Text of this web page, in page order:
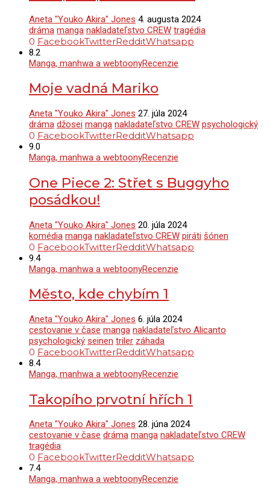
Aneta "Youko Akira" Jones 4. augusta 2024
dráma manga nakladateľstvo CREW tragédia
0 FacebookTwitterRedditWhatsapp
8.2
Manga, manhwa a webtoonyRecenzie
Moje vadná Mariko
Aneta "Youko Akira" Jones 27. júla 2024
dráma džosei manga nakladateľstvo CREW psychologický
0 FacebookTwitterRedditWhatsapp
9.0
Manga, manhwa a webtoonyRecenzie
One Piece 2: Střet s Buggyho
posádkou!
Aneta "Youko Akira" Jones 20. júla 2024
komédia manga nakladateľstvo CREW piráti šónen
0 FacebookTwitterRedditWhatsapp
9.4
Manga, manhwa a webtoonyRecenzie
Město, kde chybím 1
Aneta "Youko Akira" Jones 6. júla 2024
cestovanie v čase manga nakladateľstvo Alicanto
psychologický seinen triler záhada
0 FacebookTwitterRedditWhatsapp
8.4
Manga, manhwa a webtoonyRecenzie
Takopího prvotní hřích 1
Aneta "Youko Akira" Jones 28. júna 2024
cestovanie v čase dráma manga nakladateľstvo CREW
tragédia
0 FacebookTwitterRedditWhatsapp
7.4
Manga, manhwa a webtoonyRecenzie